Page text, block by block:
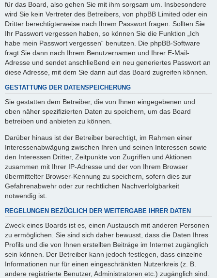
für das Board, also gehen Sie mit ihm sorgsam um. Insbesondere
wird Sie kein Vertreter des Betreibers, von phpBB Limited oder ein
Dritter berechtigterweise nach Ihrem Passwort fragen. Sollten Sie
Ihr Passwort vergessen haben, so können Sie die Funktion „Ich
habe mein Passwort vergessen“ benutzen. Die phpBB-Software
fragt Sie dann nach Ihrem Benutzernamen und Ihrer E-Mail-
Adresse und sendet anschließend ein neu generiertes Passwort an
diese Adresse, mit dem Sie dann auf das Board zugreifen können.
GESTATTUNG DER DATENSPEICHERUNG
Sie gestatten dem Betreiber, die von Ihnen eingegebenen und
oben näher spezifizierten Daten zu speichern, um das Board
betreiben und anbieten zu können.
Darüber hinaus ist der Betreiber berechtigt, im Rahmen einer
Interessenabwägung zwischen Ihren und seinen Interessen sowie
den Interessen Dritter, Zeitpunkte von Zugriffen und Aktionen
zusammen mit Ihrer IP-Adresse und der von Ihrem Browser
übermittelter Browser-Kennung zu speichern, sofern dies zur
Gefahrenabwehr oder zur rechtlichen Nachverfolgbarkeit
notwendig ist.
REGELUNGEN BEZÜGLICH DER WEITERGABE IHRER DATEN
Zweck eines Boards ist es, einen Austausch mit anderen Personen
zu ermöglichen. Sie sind sich daher bewusst, dass die Daten Ihres
Profils und die von Ihnen erstellten Beiträge im Internet zugänglich
sein können. Der Betreiber kann jedoch festlegen, dass einzelne
Informationen nur für einen eingeschränkten Nutzerkreis (z. B.
andere registrierte Benutzer, Administratoren etc.) zugänglich sind.